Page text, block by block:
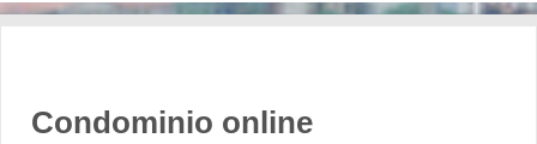
Condominio online